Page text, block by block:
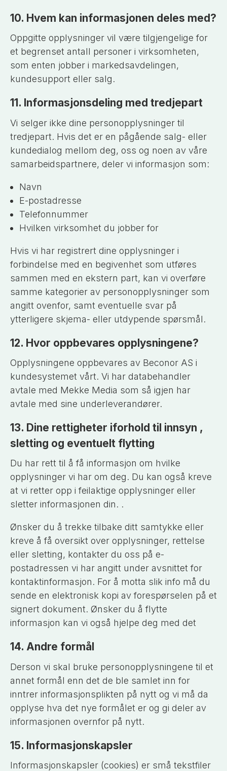
10. Hvem kan informasjonen deles med?
Oppgitte opplysninger vil være tilgjengelige for
et begrenset antall personer i virksomheten,
som enten jobber i markedsavdelingen,
kundesupport eller salg.
11. Informasjonsdeling med tredjepart
Vi selger ikke dine personopplysninger til
tredjepart. Hvis det er en pågående salg- eller
kundedialog mellom deg, oss og noen av våre
samarbeidspartnere, deler vi informasjon som:
Navn
E-postadresse
Telefonnummer
Hvilken virksomhet du jobber for
Hvis vi har registrert dine opplysninger i
forbindelse med en begivenhet som utføres
sammen med en ekstern part, kan vi overføre
samme kategorier av personopplysninger som
angitt ovenfor, samt eventuelle svar på
ytterligere skjema- eller utdypende spørsmål.
12. Hvor oppbevares opplysningene?
Opplysningene oppbevares av Beconor AS i
kundesystemet vårt. Vi har databehandler
avtale med Mekke Media som så igjen har
avtale med sine underleverandører.
13. Dine rettigheter iforhold til innsyn ,
sletting og eventuelt flytting
Du har rett til å få informasjon om hvilke
opplysninger vi har om deg. Du kan også kreve
at vi retter opp i feilaktige opplysninger eller
sletter informasjonen din. .
Ønsker du å trekke tilbake ditt samtykke eller
kreve å få oversikt over opplysninger, rettelse
eller sletting, kontakter du oss på e-
postadressen vi har angitt under avsnittet for
kontaktinformasjon. For å motta slik info må du
sende en elektronisk kopi av forespørselen på et
signert dokument. Ønsker du å flytte
informasjon kan vi også hjelpe deg med det
14. Andre formål
Derson vi skal bruke personopplysningene til et
annet formål enn det de ble samlet inn for
inntrer informasjonsplikten på nytt og vi må da
opplyse hva det nye formålet er og gi deler av
informasjonen overnfor på nytt.
15. Informasjonskapsler
Informasjonskapsler (cookies) er små tekstfiler